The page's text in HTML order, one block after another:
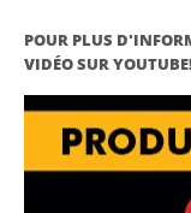
POUR PLUS
VIDÉO SUR